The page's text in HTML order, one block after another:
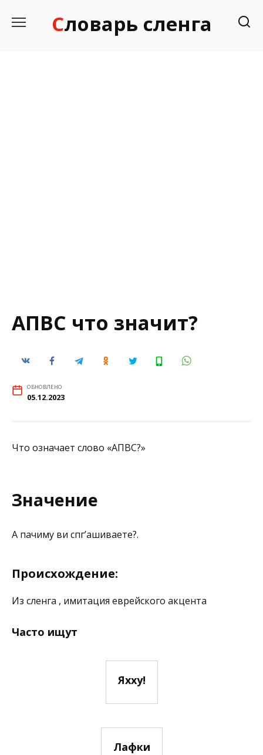
Словарь сленга
АПВС что значит?
ОБНОВЛЕНО
05.12.2023
Что означает слово «АПВС?»
Значение
А пачиму ви спг’ашиваете?.
Происхождение:
Из сленга , имитация еврейского акцента
Часто ищут
Яхху!
Лафки